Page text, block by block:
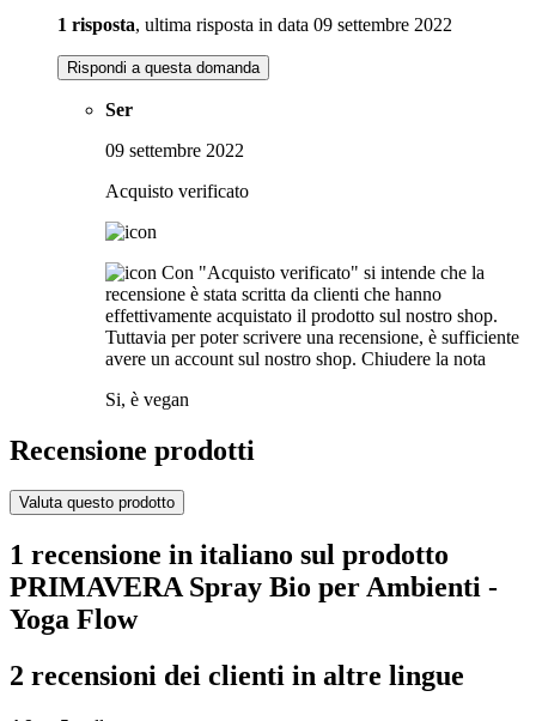
1 risposta, ultima risposta in data 09 settembre 2022
Rispondi a questa domanda
Ser
09 settembre 2022
Acquisto verificato
Con "Acquisto verificato" si intende che la
recensione è stata scritta da clienti che hanno
effettivamente acquistato il prodotto sul nostro shop.
Tuttavia per poter scrivere una recensione, è sufficiente
avere un account sul nostro shop. Chiudere la nota
Si, è vegan
Recensione prodotti
Valuta questo prodotto
1 recensione in italiano sul prodotto
PRIMAVERA Spray Bio per Ambienti -
Yoga Flow
2 recensioni dei clienti in altre lingue